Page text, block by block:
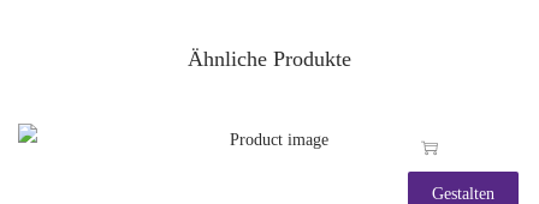
Ähnliche Produkte
Gestalten